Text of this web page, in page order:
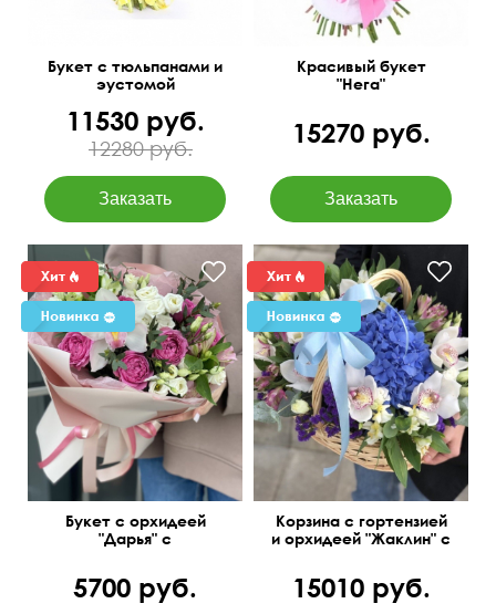
Букет с тюльпанами и
эустомой
11530 руб.
12280 руб.
Красивый букет
"Нега"
15270 руб.
Букет с орхидеей
"Дарья" с
5700 руб.
Корзина с гортензией
и орхидеей "Жаклин" с
альстромерий
15010 руб.